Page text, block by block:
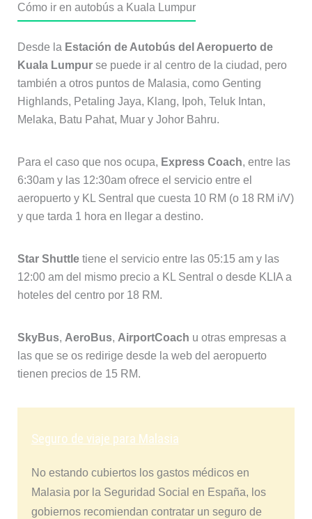
Cómo ir en autobús a Kuala Lumpur
Desde la Estación de Autobús del Aeropuerto de
Kuala Lumpurse puede ir al centro de la ciudad, pero
también a otros puntos de Malasia, como Genting
Highlands, Petaling Jaya, Klang, Ipoh, Teluk Intan,
Melaka, Batu Pahat, Muar y Johor Bahru.
Para el caso que nos ocupa, Express Coach, entre las
6:30am y las 12:30am ofrece el servicio entre el
aeropuerto y KL Sentral que cuesta 10 RM (o 18 RM i/V)
y que tarda 1 hora en llegar a destino.
Star Shuttletiene el servicio entre las 05:15 am y las
12:00 am del mismo precio a KL Sentral o desde KLIA a
hoteles del centro por 18 RM.
SkyBus, AeroBus, AirportCoach u otras empresas a
las que se os redirige desde la web del aeropuerto
tienen precios de 15 RM.
Seguro de viaje para Malasia
No estando cubiertos los gastos médicos en
Malasia por la Seguridad Social en España, los
gobiernos recomiendan contratar un seguro de